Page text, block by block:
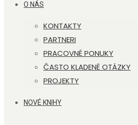
O NÁS
KONTAKTY
PARTNERI
PRACOVNÉ PONUKY
ČASTO KLADENÉ OTÁZKY
PROJEKTY
NOVÉ KNIHY